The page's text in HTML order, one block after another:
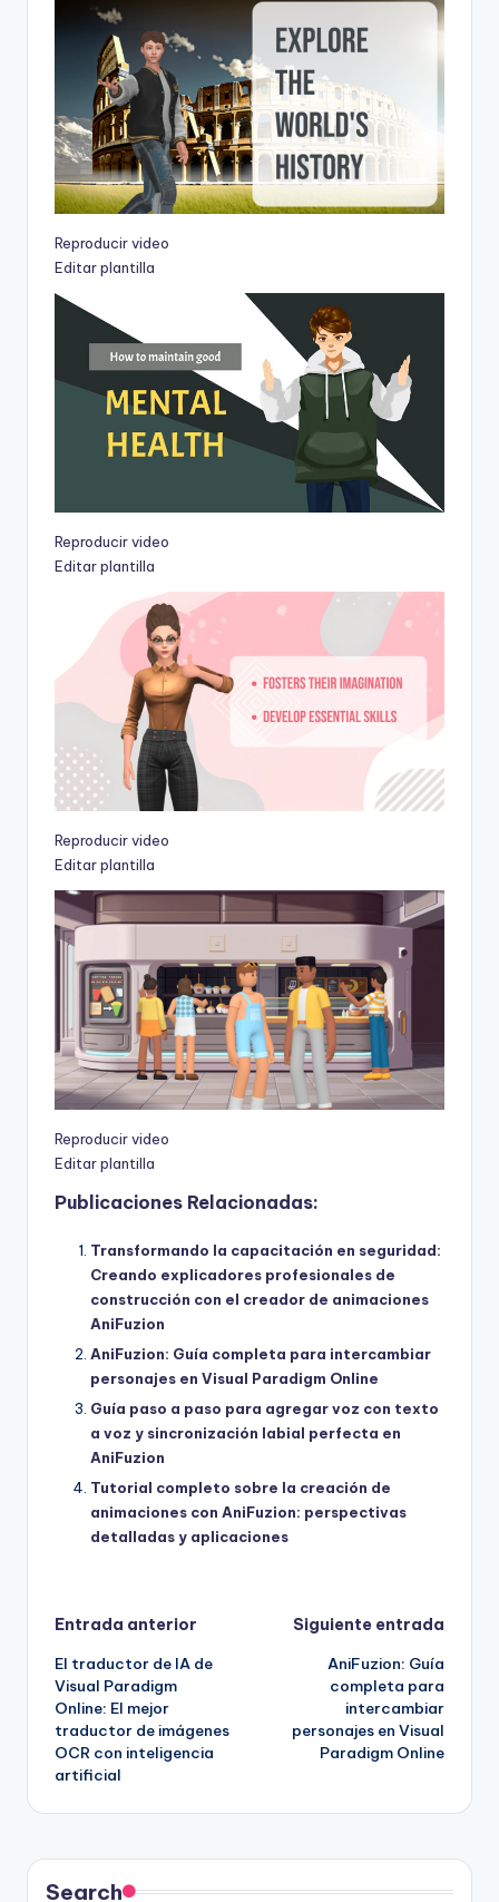
Reproducir video
Editar plantilla
Reproducir video
Editar plantilla
Reproducir video
Editar plantilla
Reproducir video
Editar plantilla
Publicaciones Relacionadas:
Transformando la capacitación en seguridad:
Creando explicadores profesionales de
construcción con el creador de animaciones
AniFuzion
AniFuzion: Guía completa para intercambiar
personajes en Visual Paradigm Online
Guía paso a paso para agregar voz con texto
a voz y sincronización labial perfecta en
AniFuzion
Tutorial completo sobre la creación de
animaciones con AniFuzion: perspectivas
detalladas y aplicaciones
Navegación
de
entradas
Entrada anterior
El traductor de IA de
Visual Paradigm
Online: El mejor
traductor de imágenes
OCR con inteligencia
artificial
Siguiente entrada
AniFuzion: Guía
completa para
intercambiar
personajes en Visual
Paradigm Online
Search